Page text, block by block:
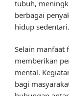
tubuh,
berbagai
hidup sedentari.
Selain manfaat
memberikan
mental.
bagi